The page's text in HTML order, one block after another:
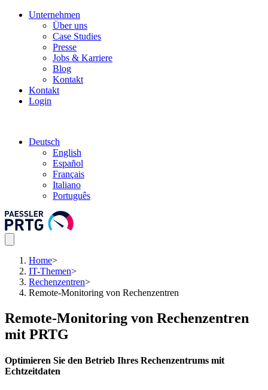
Unternehmen
Über uns
Case Studies
Presse
Jobs & Karriere
Blog
Kontakt
Kontakt
Login
Deutsch
English
Español
Français
Italiano
Português
Home>
IT-Themen>
Rechenzentren>
Remote-Monitoring von Rechenzentren
Remote-Monitoring von Rechenzentren
mit PRTG
Optimieren Sie den Betrieb Ihres Rechenzentrums mit
Echtzeitdaten